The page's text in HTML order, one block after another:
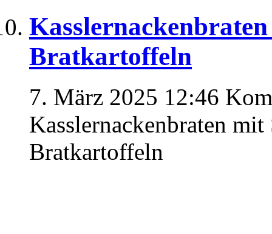
Bratkartoffeln
7. März 2025 12:46
Kasslernackenbraten
Bratkartoffeln